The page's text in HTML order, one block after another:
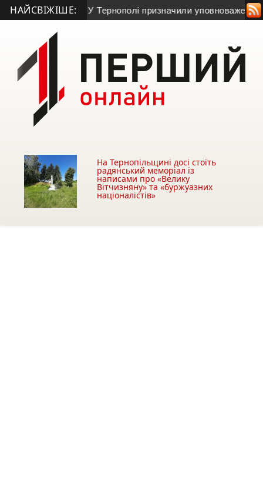
НАЙСВІЖІШЕ:
• У Тернополі призначили уповноваженого з
На Тернопільщині досі стоїть
радянський меморіал із
написами про «Велику
Вітчизняну» та «буржуазних
націоналістів»